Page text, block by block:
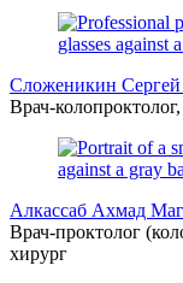
Сложеникин Сергей
Врач-
Алкассаб Ахмад
Врач-проктолог
хирург